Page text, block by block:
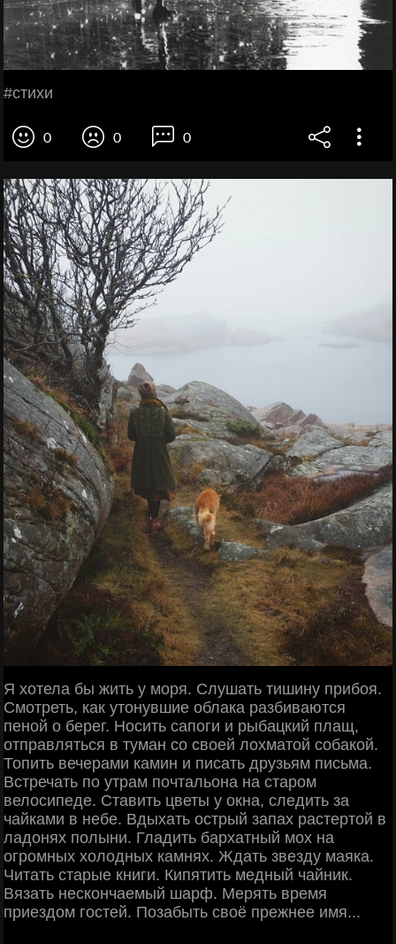
#стихи
0 0 0
Я хотела бы жить у моря. Слушать тишину прибоя.
Смотреть, как утонувшие облака разбиваются
пеной о берег. Носить сапоги и рыбацкий плащ,
отправляться в туман со своей лохматой собакой.
Топить вечерами камин и писать друзьям письма.
Встречать по утрам почтальона на старом
велосипеде. Ставить цветы у окна, следить за
чайками в небе. Вдыхать острый запах растертой в
ладонях полыни. Гладить бархатный мох на
огромных холодных камнях. Ждать звезду маяка.
Читать старые книги. Кипятить медный чайник.
Вязать нескончаемый шарф. Мерять время
приездом гостей. Позабыть своё прежнее имя...